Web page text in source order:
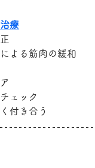
療
よる筋肉の緩和
ェック
付き合う